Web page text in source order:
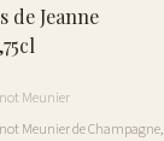
de Jeanne
Meunier
Meunier de Champagne,